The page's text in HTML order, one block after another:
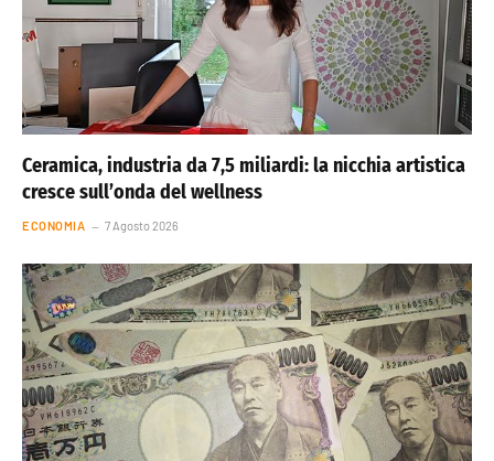
Ceramica, industria da 7,5 miliardi: la nicchia artistica
cresce sull’onda del wellness
ECONOMIA 7 Agosto 2026